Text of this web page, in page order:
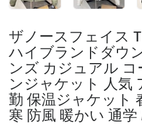
ザノースフェイス
ハイブランドダウ
ンズ カジュアル
ンジャケット 人気
勤 保温ジャケット
寒 防風 暖かい 通